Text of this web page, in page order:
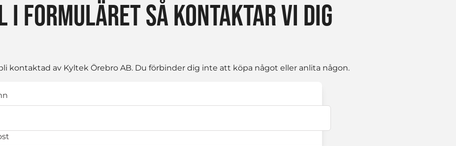
I FORMULÄRET SÅ KONTAKTAR VI DIG
kontaktad av Kyltek Örebro AB. Du förbinder dig inte att köpa något eller anlita någon.